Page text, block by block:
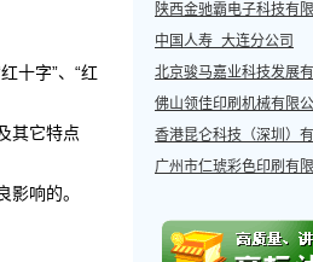
十字”、“红
其它特点
响的。
陕西金驰霸电子科技有
中国人寿 大连分公司
北京骏马嘉业科技发展
佛山领佳印刷机械有限
香港昆仑科技（深圳）
广州市仁琥彩色印刷有